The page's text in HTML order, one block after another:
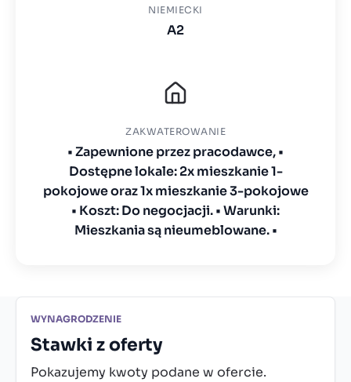
NIEMIECKI
A2
ZAKWATEROWANIE
• Zapewnione przez pracodawce, •
Dostępne lokale: 2x mieszkanie 1-
pokojowe oraz 1x mieszkanie 3-pokojowe
• Koszt: Do negocjacji. • Warunki:
Mieszkania są nieumeblowane. •
WYNAGRODZENIE
Stawki z oferty
Pokazujemy kwoty podane w ofercie.